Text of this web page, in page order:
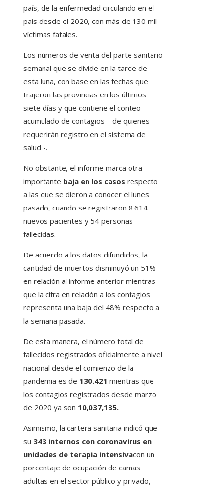
país, de la enfermedad circulando en el
país desde el 2020, con más de 130 mil
víctimas fatales.
Los números de venta del parte sanitario
semanal que se divide en la tarde de
esta luna, con base en las fechas que
trajeron las provincias en los últimos
siete días y que contiene el conteo
acumulado de contagios – de quienes
requerirán registro en el sistema de
salud -.
No obstante, el informe marca otra
importante baja en los casos respecto
a las que se dieron a conocer el lunes
pasado, cuando se registraron 8.614
nuevos pacientes y 54 personas
fallecidas.
De acuerdo a los datos difundidos, la
cantidad de muertos disminuyó un 51%
en relación al informe anterior mientras
que la cifra en relación a los contagios
representa una baja del 48% respecto a
la semana pasada.
De esta manera, el número total de
fallecidos registrados oficialmente a nivel
nacional desde el comienzo de la
pandemia es de 130.421 mientras que
los contagios registrados desde marzo
de 2020 ya son 10,037,135.
Asimismo, la cartera sanitaria indicó que
su 343 internos con coronavirus en
unidades de terapia intensivacon un
porcentaje de ocupación de camas
adultas en el sector público y privado,